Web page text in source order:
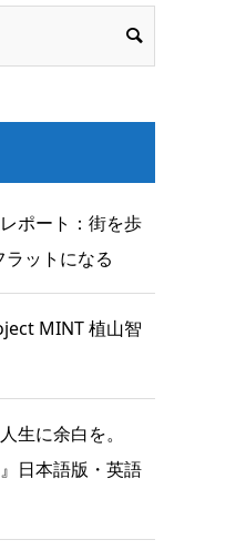
ポート：街を歩
ットになる
MINT 植山智
生に余白を。
日本語版・英語